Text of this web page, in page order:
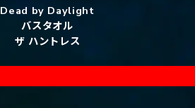
Dead by Daylight
バスタオル
ザ ハントレス